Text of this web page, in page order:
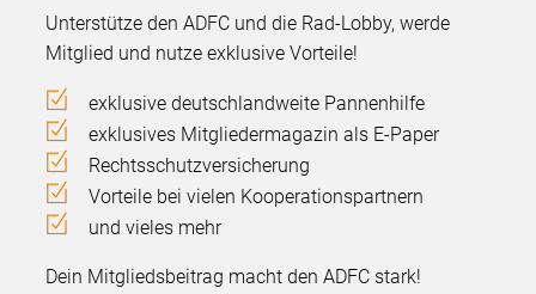
Unterstütze den ADFC und die Rad-Lobby, werde
Mitglied und nutze exklusive Vorteile!
exklusive deutschlandweite Pannenhilfe
exklusives Mitgliedermagazin als E-Paper
Rechtsschutzversicherung
Vorteile bei vielen Kooperationspartnern
und vieles mehr
Dein Mitgliedsbeitrag macht den ADFC stark!